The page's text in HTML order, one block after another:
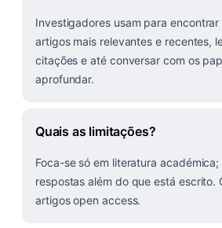
Investigadores usam para
artigos mais relevantes e recentes,
citações e até conversar com os
aprofundar.
Quais as limitações?
Foca-se só em literatura
respostas além do que está escrito.
artigos open access.